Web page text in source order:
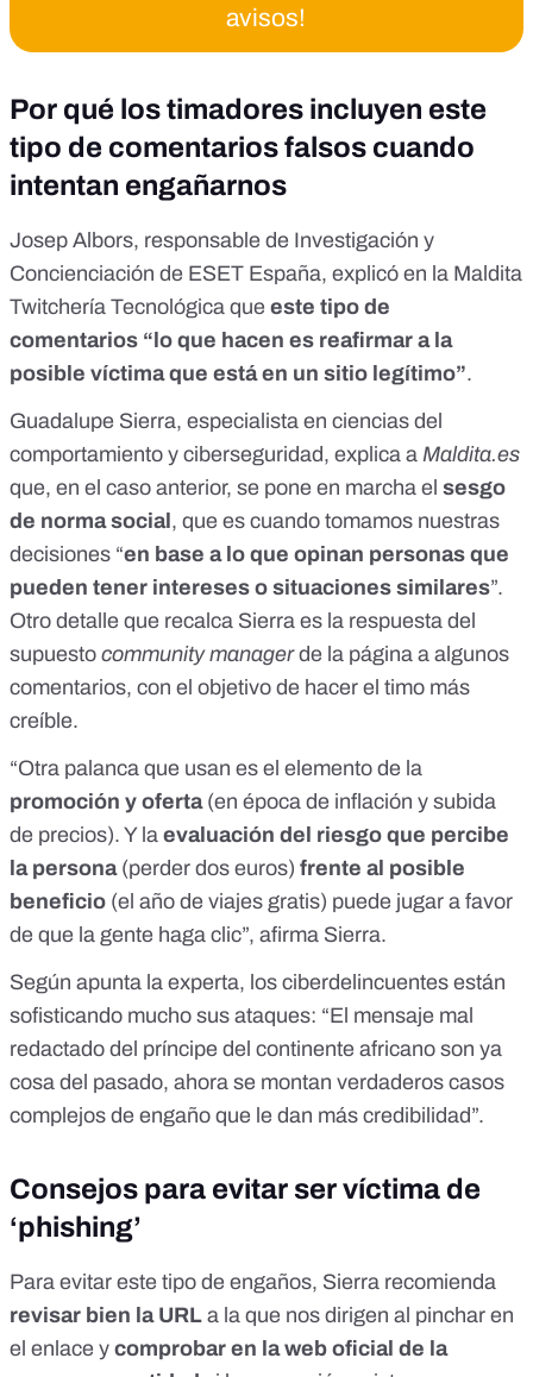
avisos!
Por qué los timadores incluyen este
tipo de comentarios falsos cuando
intentan engañarnos
Josep Albors, responsable de Investigación y
Concienciación de ESET España, explicó en la Maldita
Twitchería Tecnológica que este tipo de
comentarios “lo que hacen es reafirmar a la
posible víctima que está en un sitio legítimo”.
Guadalupe Sierra, especialista en ciencias del
comportamiento y ciberseguridad, explica a Maldita.es
que, en el caso anterior, se pone en marcha el sesgo
de norma social , que es cuando tomamos nuestras
decisiones “en base a lo que opinan personas que
pueden tener intereses o situaciones similares”.
Otro detalle que recalca Sierra es la respuesta del
supuesto community managerde la página a algunos
comentarios, con el objetivo de hacer el timo más
creíble.
“Otra palanca que usan es el elemento de la
promoción y oferta(en época de inflación y subida
de precios). Y la evaluación del riesgo que percibe
la persona(perder dos euros) frente al posible
beneficio (el año de viajes gratis) puede jugar a favor
de que la gente haga clic”, afirma Sierra.
Según apunta la experta, los ciberdelincuentes están
sofisticando mucho sus ataques: “El mensaje mal
redactado del príncipe del continente africano son ya
cosa del pasado, ahora se montan verdaderos casos
complejos de engaño que le dan más credibilidad”.
Consejos para evitar ser víctima de
‘phishing’
Para evitar este tipo de engaños, Sierra recomienda
revisar bien la URL a la que nos dirigen al pinchar en
el enlace y comprobar en la web oficial de la